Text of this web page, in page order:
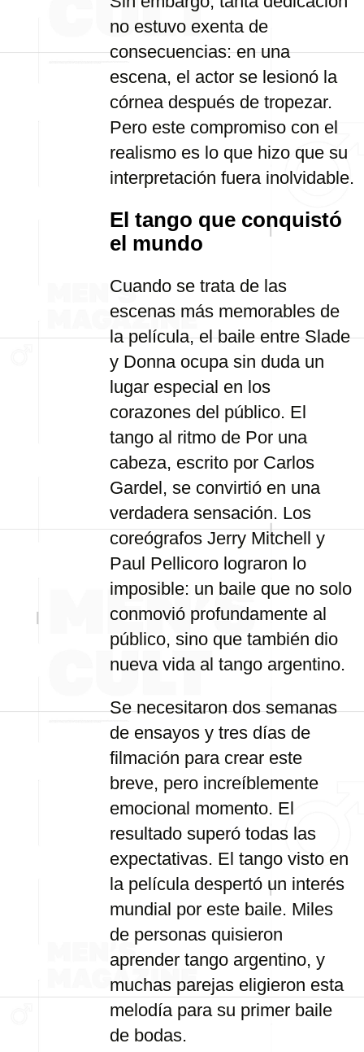
no estuvo exenta de
consecuencias: en una
escena, el actor se lesionó la
córnea después de tropezar.
Pero este compromiso con el
realismo es lo que hizo que su
interpretación fuera inolvidable.
El tango que conquistó
el mundo
Cuando se trata de las
escenas más memorables de
la película, el baile entre Slade
y Donna ocupa sin duda un
lugar especial en los
corazones del público. El
tango al ritmo de Por una
cabeza, escrito por Carlos
Gardel, se convirtió en una
verdadera sensación. Los
coreógrafos Jerry Mitchell y
Paul Pellicoro lograron lo
imposible: un baile que no solo
conmovió profundamente al
público, sino que también dio
nueva vida al tango argentino.
Se necesitaron dos semanas
de ensayos y tres días de
filmación para crear este
breve, pero increíblemente
emocional momento. El
resultado superó todas las
expectativas. El tango visto en
la película despertó un interés
mundial por este baile. Miles
de personas quisieron
aprender tango argentino, y
muchas parejas eligieron esta
melodía para su primer baile
de bodas.